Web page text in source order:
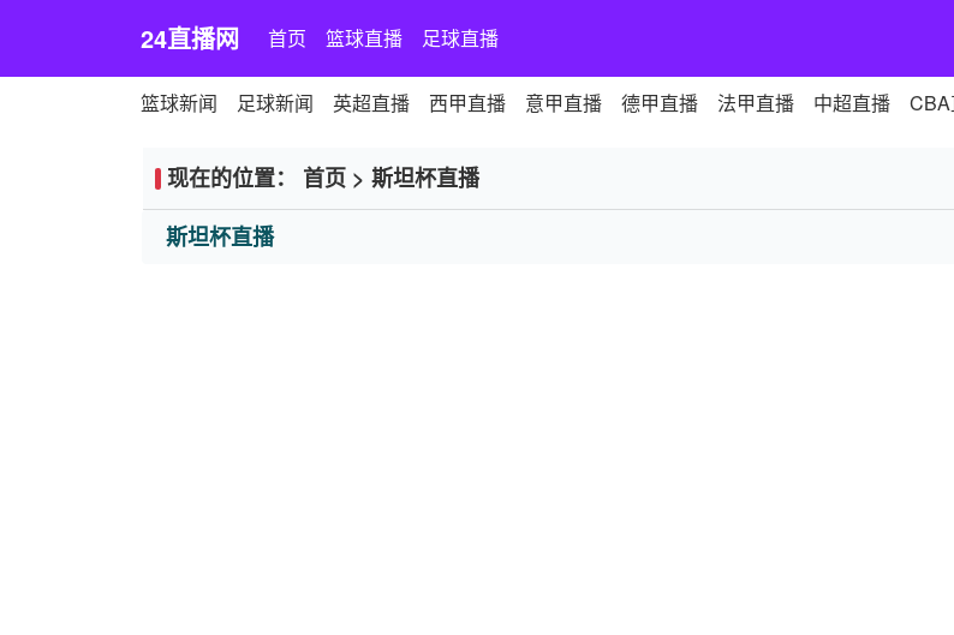
24直播网 首页 篮球直播 足球直播
篮球新闻 足球新闻 英超直播 西甲直播 意甲直播 德甲直播 法甲直播 中超直播
现在的位置： 首页 > 斯坦杯直播
斯坦杯直播